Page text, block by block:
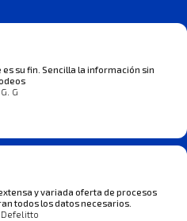
su fin. Sencilla la información sin
G. G
y variada oferta de procesos
todos los datos necesarios.
Defelitto